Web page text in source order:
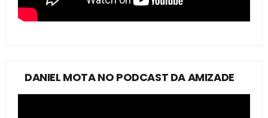
DANIEL MOTA NO PODCAST DA AMIZADE